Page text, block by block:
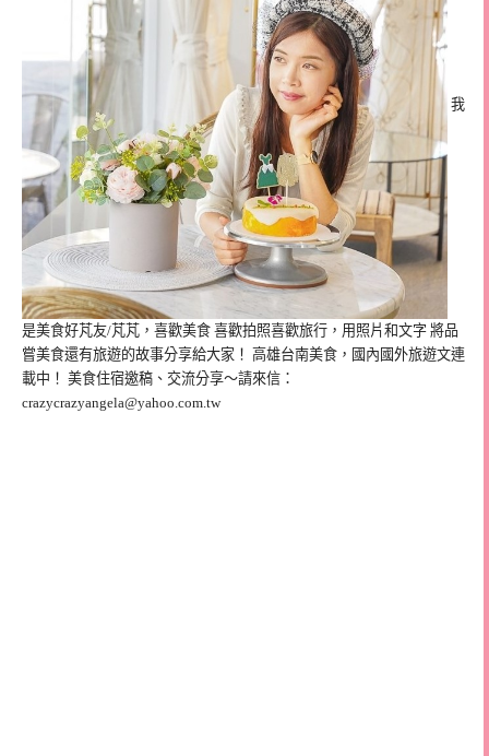
我
是美食好芃友/芃芃，喜歡美食 喜歡拍照喜歡旅行，用照片和文字 將品
嘗美食還有旅遊的故事分享給大家！ 高雄台南美食，國內國外旅遊文連
載中！ 美食住宿邀稿、交流分享～請來信：
crazycrazyangela@yahoo.com.tw